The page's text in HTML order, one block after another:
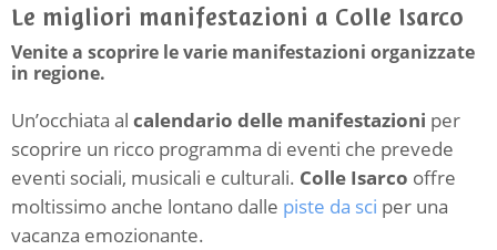
Le migliori manifestazioni a Colle Isarco
Venite a scoprire le varie manifestazioni organizzate
in regione.
Un’occhiata al calendario delle manifestazioni per
scoprire un ricco programma di eventi che prevede
eventi sociali, musicali e culturali. Colle Isarco offre
moltissimo anche lontano dalle piste da sci per una
vacanza emozionante.